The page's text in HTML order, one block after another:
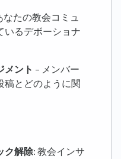
なたの教会コミュ
いるデボーショナ
メント – メンバー
稿とどのように関
ク解除: 教会インサ